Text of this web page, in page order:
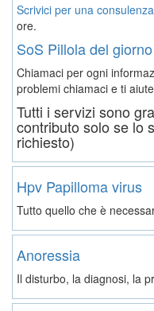
Scrivici per una consulenza
ore.
SoS Pillola del
Chiamaci per ogni
problemi chiamaci e ti
Tutti i servizi sono
contributo solo se lo
richiesto)
Hpv Papilloma virus
Tutto quello che è
Anoressia
Il disturbo, la diagnosi, la